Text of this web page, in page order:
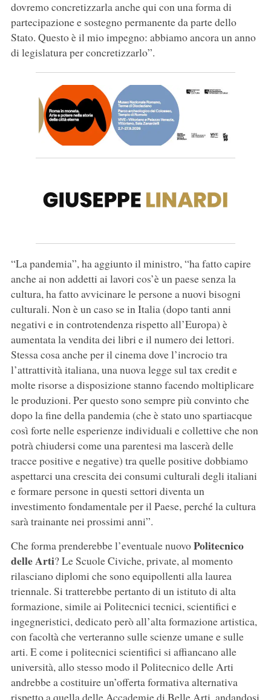
dovremo concretizzarla anche qui con una forma di
partecipazione e sostegno permanente da parte dello
Stato. Questo è il mio impegno: abbiamo ancora un anno
di legislatura per concretizzarlo”.
“La pandemia”, ha aggiunto il ministro, “ha fatto capire
anche ai non addetti ai lavori cos’è un paese senza la
cultura, ha fatto avvicinare le persone a nuovi bisogni
culturali. Non è un caso se in Italia (dopo tanti anni
negativi e in controtendenza rispetto all’Europa) è
aumentata la vendita dei libri e il numero dei lettori.
Stessa cosa anche per il cinema dove l’incrocio tra
l’attrattività italiana, una nuova legge sul tax credit e
molte risorse a disposizione stanno facendo moltiplicare
le produzioni. Per questo sono sempre più convinto che
dopo la fine della pandemia (che è stato uno spartiacque
così forte nelle esperienze individuali e collettive che non
potrà chiudersi come una parentesi ma lascerà delle
tracce positive e negative) tra quelle positive dobbiamo
aspettarci una crescita dei consumi culturali degli italiani
e formare persone in questi settori diventa un
investimento fondamentale per il Paese, perché la cultura
sarà trainante nei prossimi anni”.
Che forma prenderebbe l’eventuale nuovoPolitecnico
delle Arti? Le Scuole Civiche, private, al momento
rilasciano diplomi che sono equipollenti alla laurea
triennale. Si tratterebbe pertanto di un istituto di alta
formazione, simile ai Politecnici tecnici, scientifici e
ingegneristici, dedicato però all’alta formazione artistica,
con facoltà che verteranno sulle scienze umane e sulle
arti. E come i politecnici scientifici si affiancano alle
università, allo stesso modo il Politecnico delle Arti
andrebbe a costituire un’offerta formativa alternativa
rispetto a quella delle Accademie di Belle Arti, andandosi